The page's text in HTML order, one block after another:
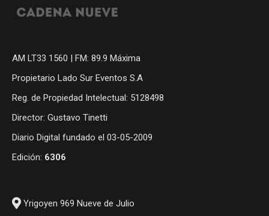
AM LT33 1560 | FM: 89.9 Máxima
Propietario Lado Sur Eventos S.A
Reg. de Propiedad Intelectual: 5128498
Director: Gustavo Tinetti
Diario Digital fundado el 03-05-2009
Edición: 6306
Yrigoyen 969 Nueve de Julio